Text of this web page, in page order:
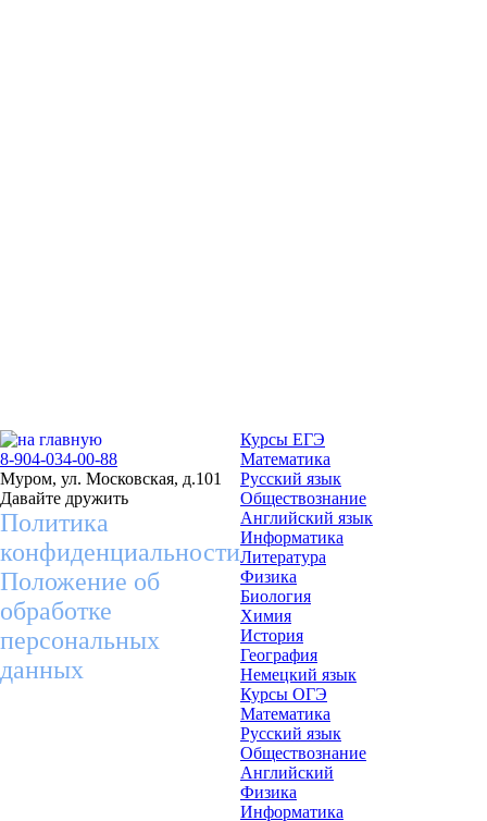
8-904-034-00-88
Муром, ул. Московская, д.101
Давайте дружить
Политика
конфиденциальности
Положение об
обработке
персональных
данных
Курсы ЕГЭ
Математика
Русский язык
Обществознание
Английский язык
Информатика
Литература
Физика
Биология
Химия
История
География
Немецкий язык
Курсы ОГЭ
Математика
Русский язык
Обществознание
Английский
Физика
Информатика